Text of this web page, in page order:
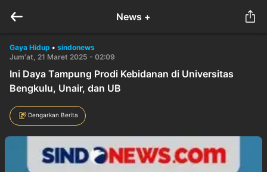
News +
Gaya Hidup • sindonews
Jum'at, 21 Maret 2025 - 02:09
Ini Daya Tampung Prodi Kebidanan di Universitas
Bengkulu, Unair, dan UB
Dengarkan Berita